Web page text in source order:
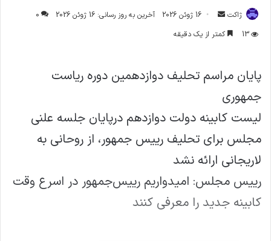
ژاکت
ارسال
ایمیل
16 ژوئن 2026 آخرین به روز رسانی: 16 ژوئن 2026
0
13
کمتر از یک دقیقه
پایان مراسم تحلیف دوازدهمین دوره ریاست
جمهوری
لیست کابینه دولت دوازدهم درپایان جلسه علنی
مجلس برای تحلیف رییس جمهور، از روحانی به
لاریجانی ارائه نشد
رییس مجلس: امیدواریم رییس‌جمهور در اسرع وقت
کابینه جدید را معرفی کنند